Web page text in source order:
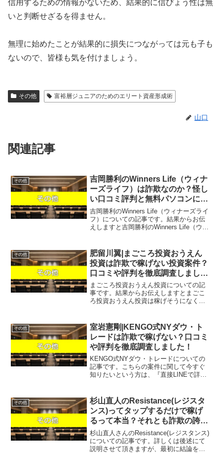
信用するための情報がないため、結果的に信ぴょう性は無
いと判断せざるを得ません。
無理に始めたことが結果的に損失につながっては元も子も
ないので、皆様も気を付けましょう。
その他 富裕層ジュニアのためのエリート資産形成術
山口
関連記事
その他
吉岡勝利のWinners Life（ウィナ
ーズライフ）は詐欺なのか？怪し
い口コミ評判と無料パソコンに隠
された実態を徹底解説！
吉岡勝利のWinners Life（ウィナーズライ
フ）についての記事です。結果からお伝
えしますと吉岡勝利のWinners Life（ウィ
とはできない可能性が非常に高...
その他
肥留川翼|まごころ投資おうえん
投資は詐欺で稼げない投資案件？
口コミや評判を徹底調査しまし
た！
まごころ投資おうえん投資についての記
事です。結果からお伝えしますとまごこ
ろ投資おうえん投資は稼げそうになく、
関して今すぐ知りたいという方は、『直
接LINEで詳細をお答え...
その他
室岩憲剛|KENGO式NYダウ・ト
レードは詐欺で稼げない？口コミ
や評判を徹底調査しました！
KENGO式NYダウ・トレードについての
記事です。こちらの案件に関して今すぐ
知りたいという方は、『直接LINEで詳細
という方は、自分が実際にやっていて、
稼げている案件を...
その他
杉山直人のResistance(レジスタ
ンス)ってタップするだけで稼げ
るって本当？それとも詐欺の誇大
広告！？
杉山直人さんのResistance(レジスタンス)
についての記事です。詳しくは後述にて
説明させて頂きますが、最初に結論をお